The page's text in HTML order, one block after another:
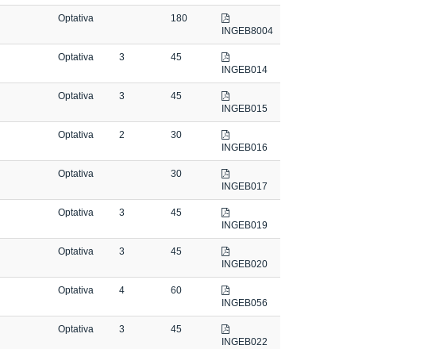
Optativa
180
INGEB8004
Optativa 3
45
INGEB014
Optativa 3
45
INGEB015
Optativa 2
30
INGEB016
Optativa
30
INGEB017
Optativa 3
45
INGEB019
Optativa 3
45
INGEB020
Optativa 4
60
INGEB056
Optativa 3
45
INGEB022